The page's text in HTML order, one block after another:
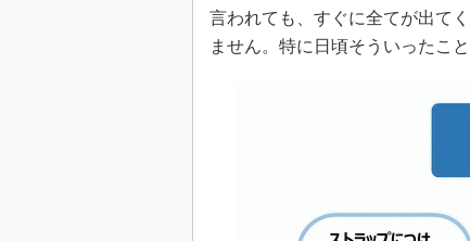
言われても、すぐに全てが出て
ません。特に日頃そういったこ